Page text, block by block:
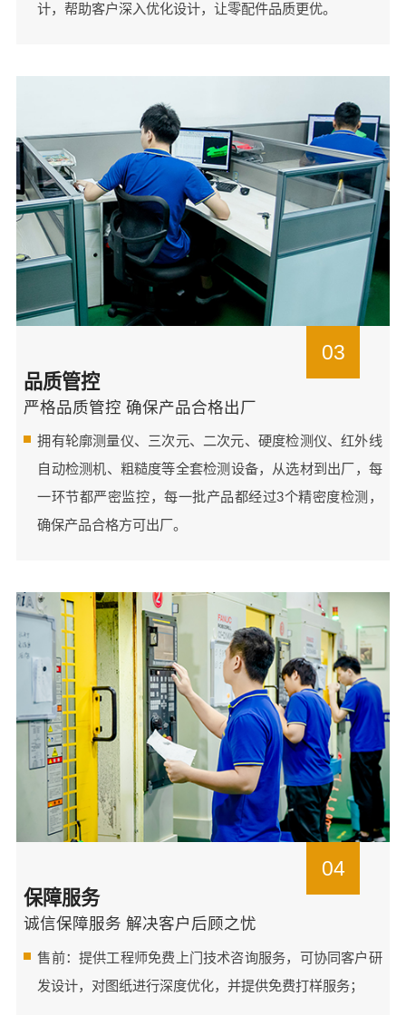
计，帮助客户深入优化设计，让零配件品质更优。
03
品质管控
严格品质管控 确保产品合格出厂
拥有轮廓测量仪、三次元、二次元、硬度检测仪、红外线
自动检测机、粗糙度等全套检测设备，从选材到出厂，每
一环节都严密监控，每一批产品都经过3个精密度检测，
确保产品合格方可出厂。
04
保障服务
诚信保障服务 解决客户后顾之忧
售前：提供工程师免费上门技术咨询服务，可协同客户研
发设计，对图纸进行深度优化，并提供免费打样服务；